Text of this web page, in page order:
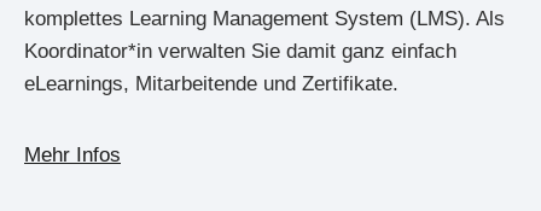
komplettes Learning Management System (LMS). Als
Koordinator*in verwalten Sie damit ganz einfach
eLearnings, Mitarbeitende und Zertifikate.
Mehr Infos